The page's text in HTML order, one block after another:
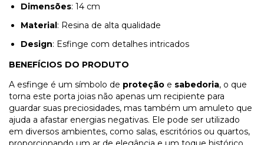
Dimensões: 14 cm
Material: Resina de alta qualidade
Design: Esfinge com detalhes intricados
BENEFÍCIOS DO PRODUTO
A esfinge é um símbolo de proteção e sabedoria, o que
torna este porta joias não apenas um recipiente para
guardar suas preciosidades, mas também um amuleto que
ajuda a afastar energias negativas. Ele pode ser utilizado
em diversos ambientes, como salas, escritórios ou quartos,